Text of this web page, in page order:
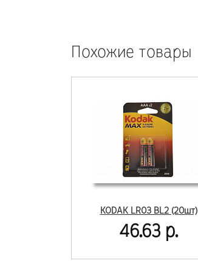
Похожие товары
KODAK LR03 BL2 (20шт)
46.63 р.